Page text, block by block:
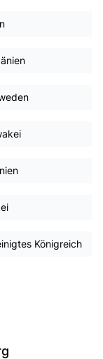
Königreich